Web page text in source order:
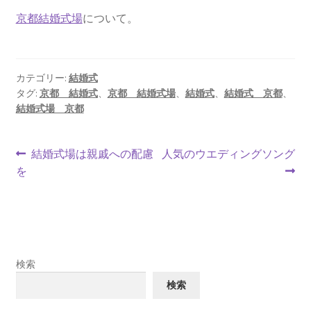
京都結婚式場について。
カテゴリー: 結婚式
タグ: 京都 結婚式、 京都 結婚式場、 結婚式、 結婚式 京都、
結婚式場 京都
投
稿
ゲ
前
結婚式場は親戚への配慮
を
次
人気のウエディングソング
検索
検索